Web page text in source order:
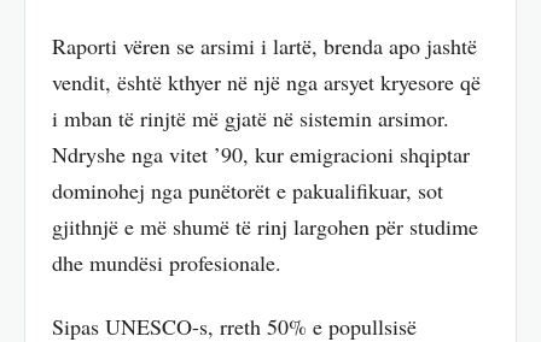
Raporti vëren se arsimi i lartë, brenda apo jashtë
vendit, është kthyer në një nga arsyet kryesore që
i mban të rinjtë më gjatë në sistemin arsimor.
Ndryshe nga vitet ’90, kur emigracioni shqiptar
dominohej nga punëtorët e pakualifikuar, sot
gjithnjë e më shumë të rinj largohen për studime
dhe mundësi profesionale.
Sipas UNESCO-s, rreth 50% e popullsisë